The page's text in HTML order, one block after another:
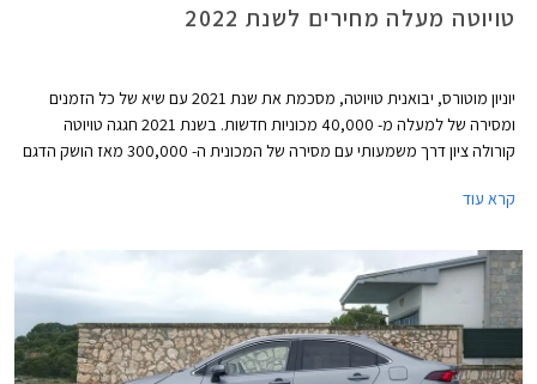
טויוטה מעלה מחירים לשנת 2022
יוניון מוטורס, יבואנית טויוטה, מסכמת את שנת 2021 עם שיא של כל הזמנים
ומסירה של למעלה מ- 40,000 מכוניות חדשות. בשנת 2021 חגגה טויוטה
קורולה ציון דרך משמעותי עם מסירה של המכונית ה- 300,000 מאז הושק הדגם
קרא עוד